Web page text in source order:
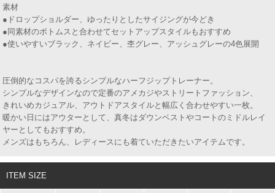
素材
●ドロップショルダー、ゆったりとしたサイジングが今どき
●同素材のボトムスと合わせてセットアップスタイルもおすすめ
●使いやすいブラック、ネイビー、杢グレー、アッシュグレーの4色展開
圧倒的なコスパを誇るシンプルなハーフジップトレーナー。
シンプルなデザインなので定番のアメカジやストリートファッション、
きれいめカジュアル、アウトドアスタイルと幅広く合わせやすい一枚。
暖かい日にはアウターとして、真冬はダウンベストやコートのミドルレイ
ヤーとしてもおすすめ。
メンズはもちろん、レディースにも着ていただきたいアイテムです。
ITEM SIZE